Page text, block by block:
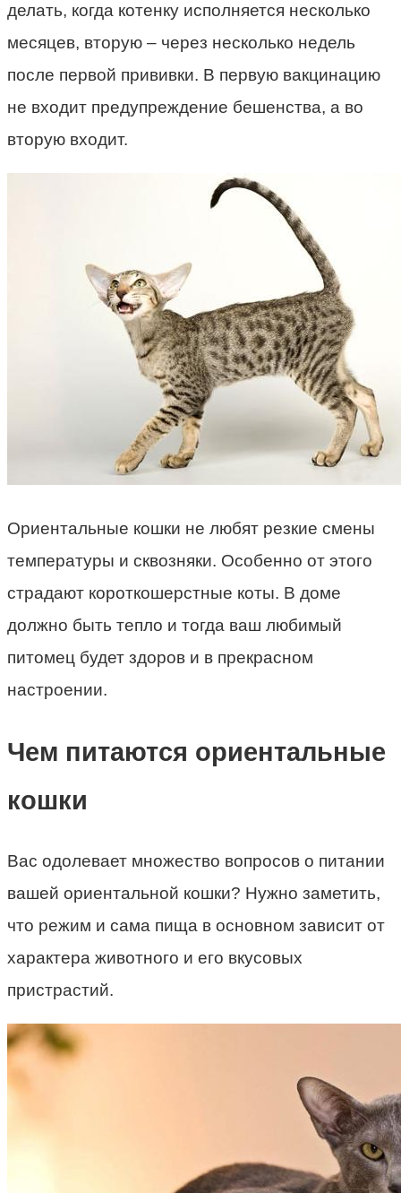
делать, когда котенку исполняется несколько
месяцев, вторую – через несколько недель
после первой прививки. В первую вакцинацию
не входит предупреждение бешенства, а во
вторую входит.
Ориентальные кошки не любят резкие смены
температуры и сквозняки. Особенно от этого
страдают короткошерстные коты. В доме
должно быть тепло и тогда ваш любимый
питомец будет здоров и в прекрасном
настроении.
Чем питаются ориентальные
кошки
Вас одолевает множество вопросов о питании
вашей ориентальной кошки? Нужно заметить,
что режим и сама пища в основном зависит от
характера животного и его вкусовых
пристрастий.